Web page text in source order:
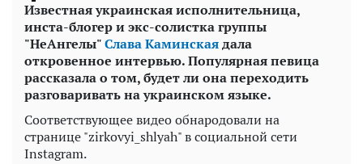
Известная украинская исполнительница,
инста-блогер и экс-солистка группы
"НеАнгелы"Слава Каминскаядала
откровенное интервью. Популярная певица
рассказала о том, будет ли она переходить
разговаривать на украинском языке.
Соответствующее видео обнародовали на
странице "zirkovyi_shlyah" в социальной сети
Instagram.